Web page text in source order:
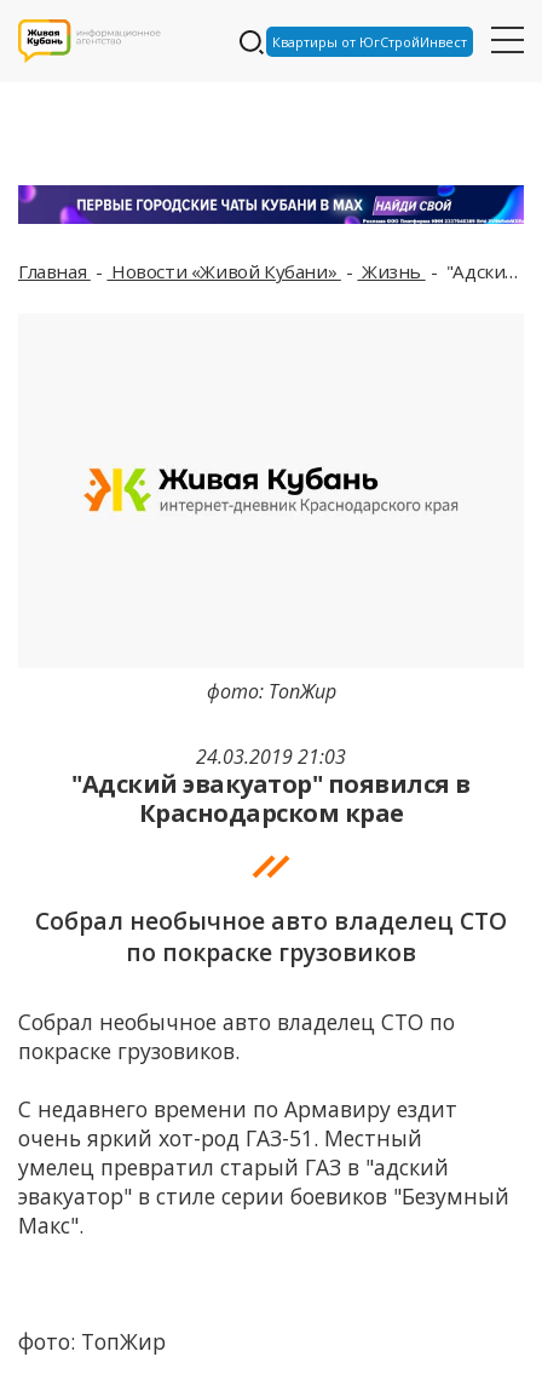
Квартиры от ЮгСтройИнвест
Главная Новости «Живой Кубани» Жизнь "Адский эвакуатор" появился в Краснодарском крае
24.03.2019 21:03
"Адский эвакуатор" появился в
Краснодарском крае
Собрал необычное авто владелец СТО
по покраске грузовиков
фото: ТопЖир
Собрал необычное авто владелец СТО по
покраске грузовиков.
С недавнего времени по Армавиру ездит
очень яркий хот-род ГАЗ-51. Местный
умелец превратил старый ГАЗ в "адский
эвакуатор" в стиле серии боевиков "Безумный
Макс".
фото: ТопЖир